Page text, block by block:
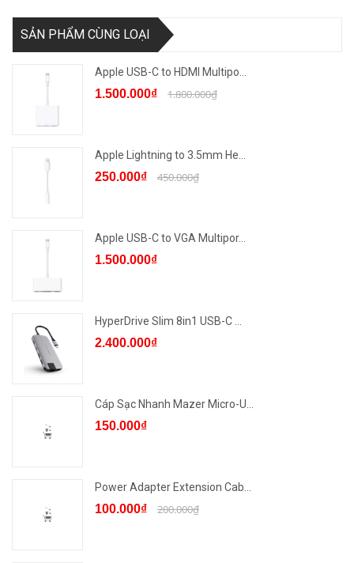
SẢN PHẨM CÙNG LOẠI
Apple USB-C to HDMI Multipo...
1.500.000₫ 1.800.000₫
Apple Lightning to 3.5mm He...
250.000₫ 450.000₫
Apple USB-C to VGA Multipor...
1.500.000₫
HyperDrive Slim 8in1 USB-C ...
2.400.000₫
Cáp Sạc Nhanh Mazer Micro-U...
150.000₫
Power Adapter Extension Cab...
100.000₫ 200.000₫